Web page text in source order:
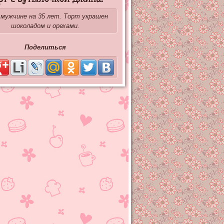
на 35 лет. Торт украшен
шоколадом и орехами.
Поделиться